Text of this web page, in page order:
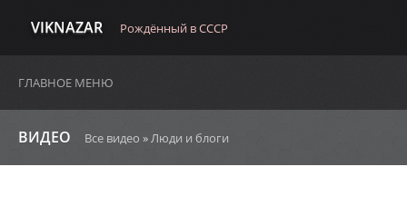
VIKNAZAR Рождённый в СССР
ГЛАВНОЕ МЕНЮ
ВИДЕО Все видео »Люди и блоги